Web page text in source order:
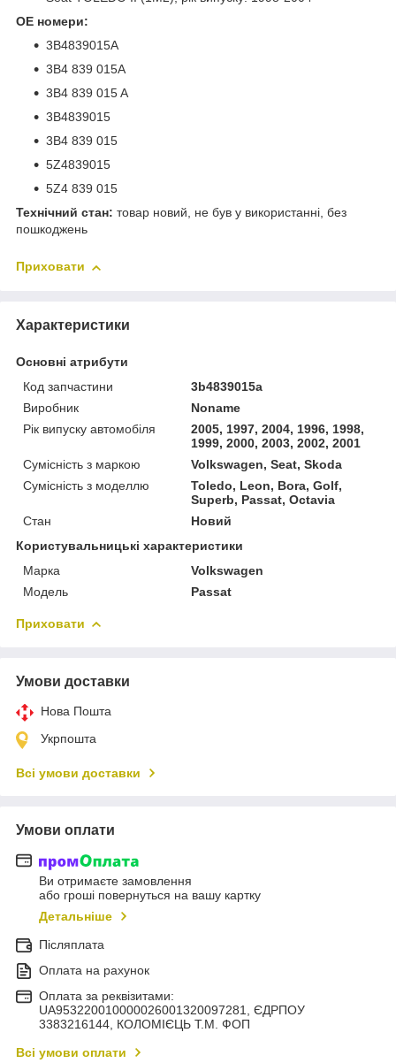
ОЕ номери:
3B4839015A
3B4 839 015A
3B4 839 015 A
3B4839015
3B4 839 015
5Z4839015
5Z4 839 015
Технічний стан: товар новий, не був у використанні, без
пошкоджень
Приховати
Характеристики
Основні атрибути
Код запчастини
3b4839015a
Виробник
Noname
Рік випуску автомобіля
2005, 1997, 2004, 1996, 1998,
1999, 2000, 2003, 2002, 2001
Сумісність з маркою
Volkswagen, Seat, Skoda
Сумісність з моделлю
Toledo, Leon, Bora, Golf,
Superb, Passat, Octavia
Стан
Новий
Користувальницькі характеристики
Марка
Volkswagen
Мoдель
Passat
Приховати
Умови доставки
Нова Пошта
Укрпошта
Всі умови доставки
Умови оплати
Ви отримаєте замовлення
або гроші повернуться на вашу картку
Детальніше
Післяплата
Оплата на рахунок
Оплата за реквізитами:
UA953220010000026001320097281, ЄДРПОУ
3383216144, КОЛОМIЄЦЬ Т.М. ФОП
Всі умови оплати